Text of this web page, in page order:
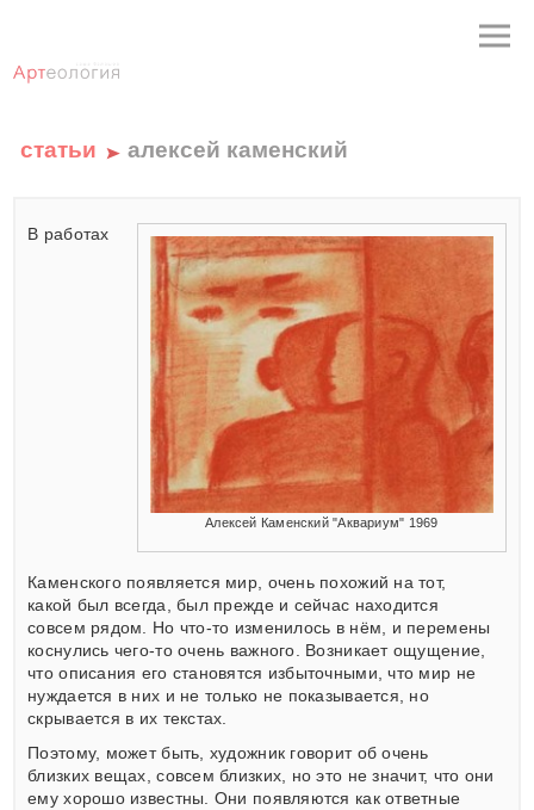
статьи алексей каменский
Алексей Каменский "Аквариум" 1969
В работах
Каменского появляется мир, очень похожий на тот,
какой был всегда, был прежде и сейчас находится
совсем рядом. Но что-то изменилось в нём, и перемены
коснулись чего-то очень важного. Возникает ощущение,
что описания его становятся избыточными, что мир не
нуждается в них и не только не показывается, но
скрывается в их текстах.
Поэтому, может быть, художник говорит об очень
близких вещах, совсем близких, но это не значит, что они
ему хорошо известны. Они появляются как ответные